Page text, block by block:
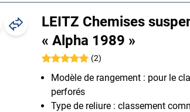
LEITZ Chemises
« Alpha 1989 »
(2)
Modèle de rangement : pour le
perforés
Type de reliure : classement